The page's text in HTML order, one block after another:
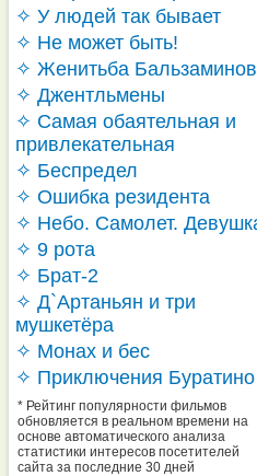
✧ У людей так бывает
✧ Не может быть!
✧ Женитьба
✧ Джентльмены
✧ Самая обаятельная и
привлекательная
✧ Беспредел
✧ Ошибка резидента
✧ Небо. Самолет.
✧ 9 рота
✧ Брат-2
✧ Д`Артаньян и три
мушкетёра
✧ Монах и бес
✧ Приключения Буратино
* Рейтинг популярности фильмов
обновляется в реальном времени на
основе автоматического анализа
статистики интересов посетителей
сайта за последние 30 дней